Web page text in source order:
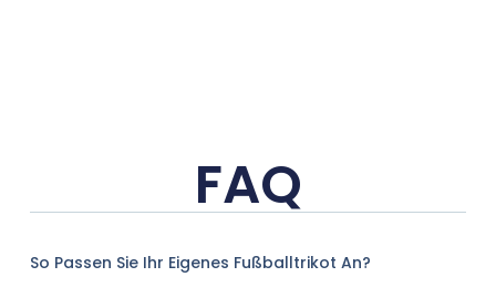
FAQ
So Passen Sie Ihr Eigenes Fußballtrikot An?